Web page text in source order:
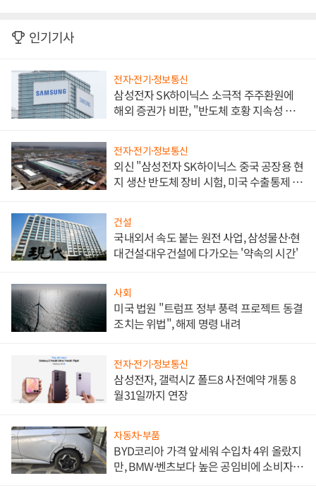
인기기사
전자·전기·정보통신
삼성전자 SK하이닉스 소극적 주주환원에
해외 증권가 비판, "반도체 호황 지속성 의
전자·전기·정보통신
외신 "삼성전자 SK하이닉스 중국 공장용 현
지 생산 반도체 장비 시험, 미국 수출통제 대
건설
국내외서 속도 붙는 원전 사업, 삼성물산·현
대건설·대우건설에 다가오는 '약속의 시간'
사회
미국 법원 "트럼프 정부 풍력 프로젝트 동결
조치는 위법", 해제 명령 내려
전자·전기·정보통신
삼성전자, 갤럭시Z 폴드8 사전예약 개통 8
월31일까지 연장
자동차·부품
BYD코리아 가격 앞세워 수입차 4위 올랐지
만, BMW·벤츠보다 높은 공임비에 소비자